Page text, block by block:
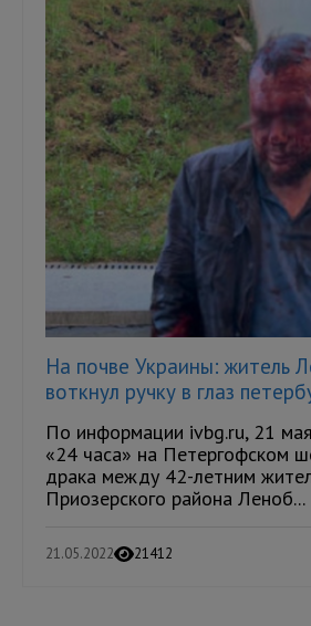
На почве Украины: житель
воткнул ручку в глаз
По информации ivbg.ru, 21
«24 часа» на Петергофском
драка между 42-летним
Приозерского района Леноб...
21.05.2022 21412